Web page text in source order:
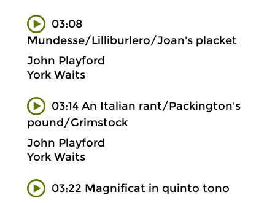
03:08
Mundesse/Lilliburlero/Joan's placket
John Playford
York Waits
03:14 An Italian rant/Packington's
pound/Grimstock
John Playford
York Waits
03:22 Magnificat in quinto tono